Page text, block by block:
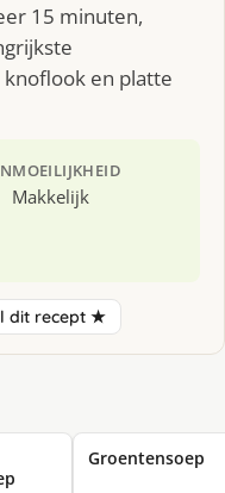
15 minuten,
en platte
MOEILIJKHEID
Makkelijk
dit recept ★
Groentensoep